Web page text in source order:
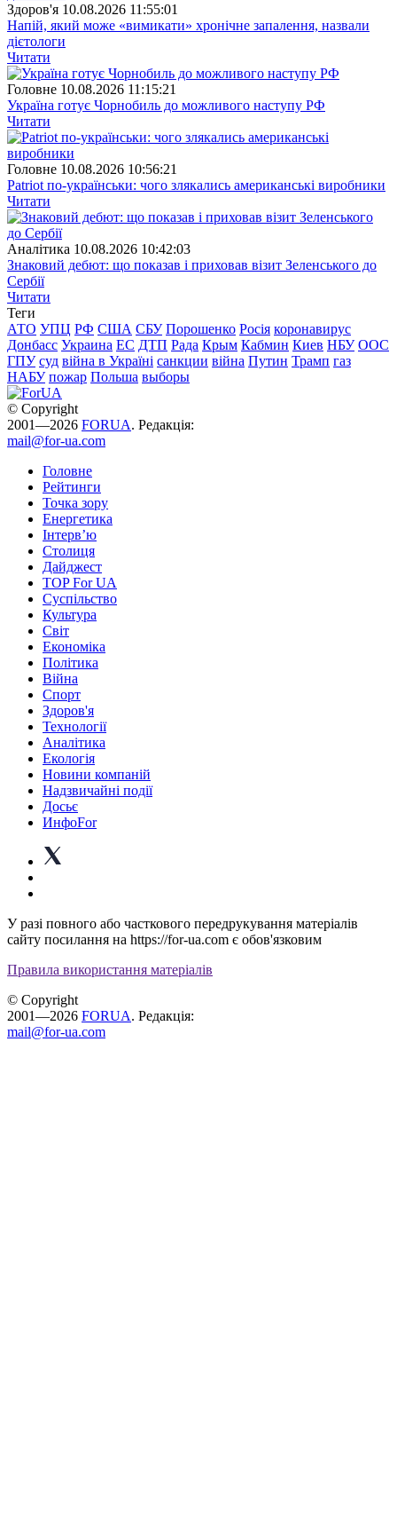
Здоров'я 10.08.2026 11:55:01
Напій, який може «вимикати» хронічне запалення, назвали
дієтологи
Читати
Головне 10.08.2026 11:15:21
Україна готує Чорнобиль до можливого наступу РФ
Читати
Головне 10.08.2026 10:56:21
Patriot по-українськи: чого злякались американські виробники
Читати
Аналітика 10.08.2026 10:42:03
Знаковий дебют: що показав і приховав візит Зеленського до
Сербії
Читати
Теги
АТО УПЦ РФ США СБУ Порошенко Росія коронавирус
Донбасс Украина ЕС ДТП Рада Крым Кабмин Киев НБУ ООС
ГПУ суд війна в Україні санкции війна Путин Трамп газ
НАБУ пожар Польша выборы
© Copyright
2001—2026 FORUA. Редакція:
mail@for-ua.com
Головне
Рейтинги
Точка зору
Енергетика
Інтерв’ю
Столиця
Дайджест
TOP For UA
Суспiльство
Культура
Світ
Економіка
Політика
Війна
Спорт
Здоров'я
Технології
Аналітика
Екологія
Новини компаній
Надзвичайні події
Досьє
ИнфоFor
У разі повного або часткового передрукування матеріалів
сайту посилання на https://for-ua.com є обов'язковим
Правила використання матеріалів
© Copyright
2001—2026 FORUA. Редакція:
mail@for-ua.com